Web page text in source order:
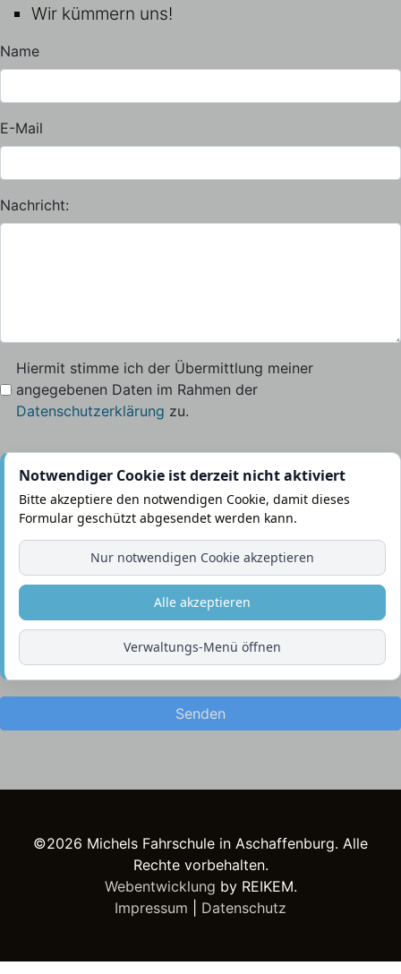
Wir kümmern uns!
Name
E-Mail
Nachricht:
Hiermit stimme ich der Übermittlung meiner
angegebenen Daten im Rahmen der
Datenschutzerklärung zu.
Notwendiger Cookie ist derzeit nicht aktiviert
Bitte akzeptiere den notwendigen Cookie, damit dieses
Formular geschützt abgesendet werden kann.
Nur notwendigen Cookie akzeptieren
Alle akzeptieren
Verwaltungs-Menü öffnen
Senden
©2026 Michels Fahrschule in Aschaffenburg. Alle
Rechte vorbehalten.
Webentwicklung by REIKEM.
Impressum
Datenschutz